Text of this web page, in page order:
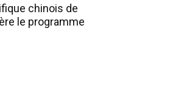
chinois de
le programme